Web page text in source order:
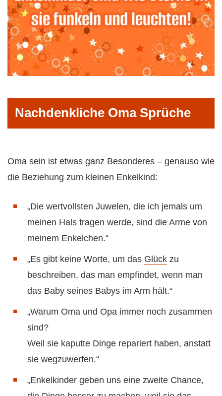
Nachdenkliche Oma Sprüche
Oma sein ist etwas ganz Besonderes – genauso wie
die Beziehung zum kleinen Enkelkind:
„Die wertvollsten Juwelen, die ich jemals um
meinen Hals tragen werde, sind die Arme von
meinem Enkelchen.“
„Es gibt keine Worte, um das Glück zu
beschreiben, das man empfindet, wenn man
das Baby seines Babys im Arm hält.“
„Warum Oma und Opa immer noch zusammen
sind?
Weil sie kaputte Dinge repariert haben, anstatt
sie wegzuwerfen.“
„Enkelkinder geben uns eine zweite Chance,